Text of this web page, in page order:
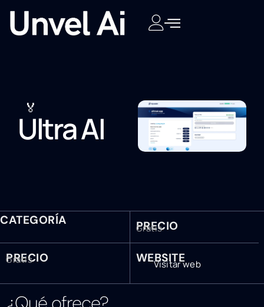
🏅
Ultra AI
CATEGORÍA PRECIO
Gratis
PRECIO
Gratis WEBSITE
Visitar web